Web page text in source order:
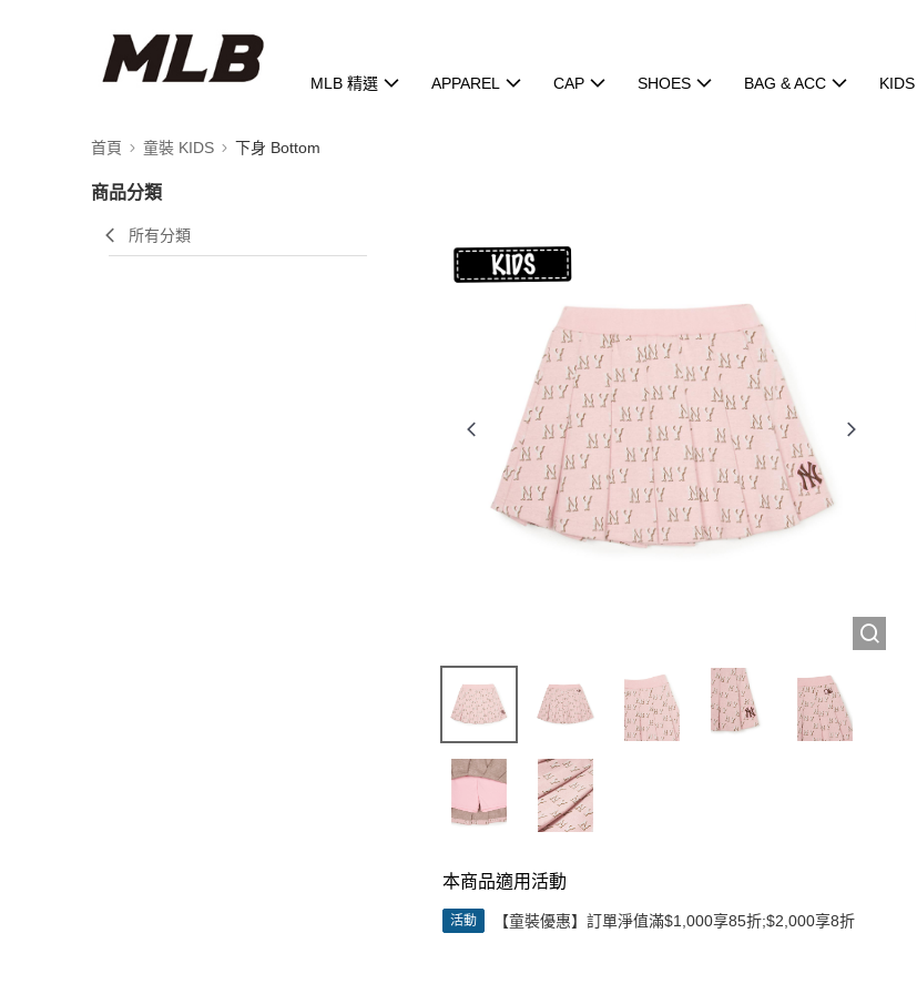
MLB 精選 APPAREL CAP SHOES BAG & ACC KIDS
首頁 童裝 KIDS 下身 Bottom
商品分類
所有分類
本商品適用活動
活動 【童裝優惠】訂單淨值滿$1,000享85折;$2,000享8折